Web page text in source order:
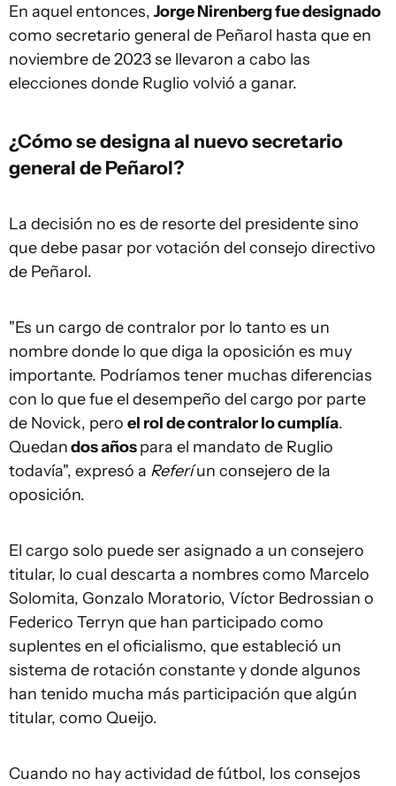
En aquel entonces, Jorge Nirenberg fue designado
como secretario general de Peñarol hasta que en
noviembre de 2023 se llevaron a cabo las
elecciones donde Ruglio volvió a ganar.
¿Cómo se designa al nuevo secretario
general de Peñarol?
La decisión no es de resorte del presidente sino
que debe pasar por votación del consejo directivo
de Peñarol.
"Es un cargo de contralor por lo tanto es un
nombre donde lo que diga la oposición es muy
importante. Podríamos tener muchas diferencias
con lo que fue el desempeño del cargo por parte
de Novick, pero el rol de contralor lo cumplía.
Quedandos añospara el mandato de Ruglio
todavía", expresó a Referíun consejero de la
oposición.
El cargo solo puede ser asignado a un consejero
titular, lo cual descarta a nombres como Marcelo
Solomita, Gonzalo Moratorio, Víctor Bedrossian o
Federico Terryn que han participado como
suplentes en el oficialismo, que estableció un
sistema de rotación constante y donde algunos
han tenido mucha más participación que algún
titular, como Queijo.
Cuando no hay actividad de fútbol, los consejos